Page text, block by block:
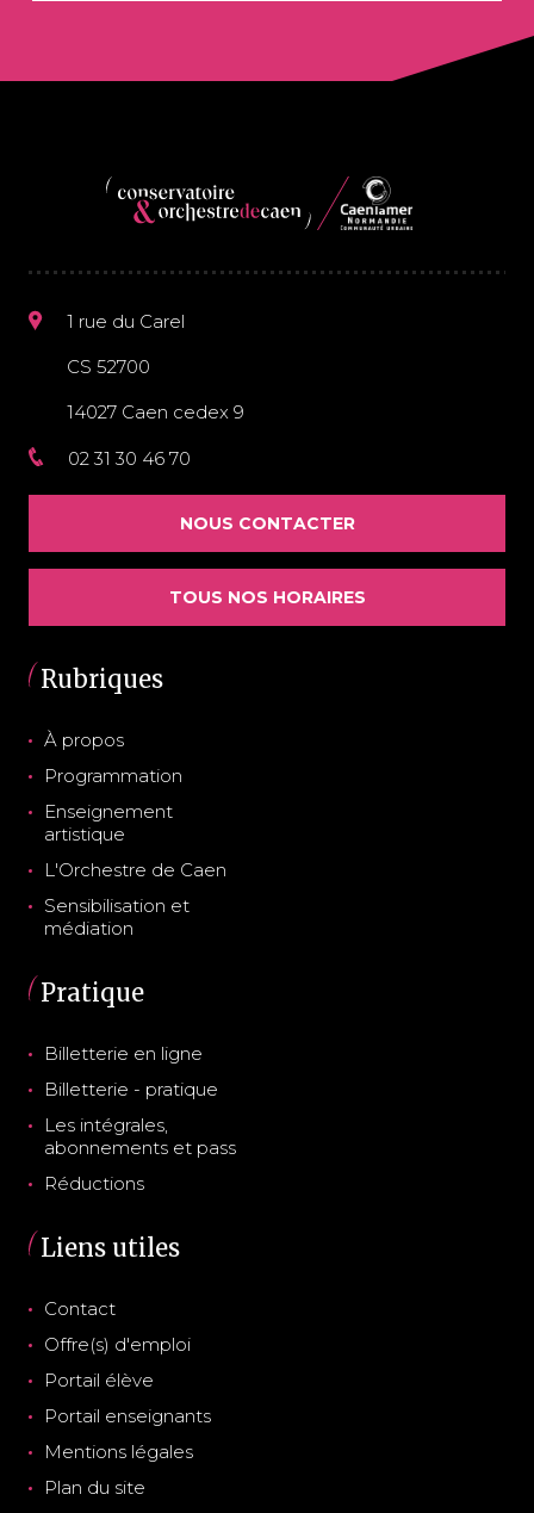
1 rue du Carel
CS 52700
14027 Caen cedex 9
02 31 30 46 70
NOUS CONTACTER
TOUS NOS HORAIRES
Rubriques
À propos
Programmation
Enseignement
artistique
L'Orchestre de Caen
Sensibilisation et
médiation
Pratique
Billetterie en ligne
Billetterie - pratique
Les intégrales,
abonnements et pass
Réductions
Liens utiles
Contact
Offre(s) d'emploi
Portail élève
Portail enseignants
Mentions légales
Plan du site